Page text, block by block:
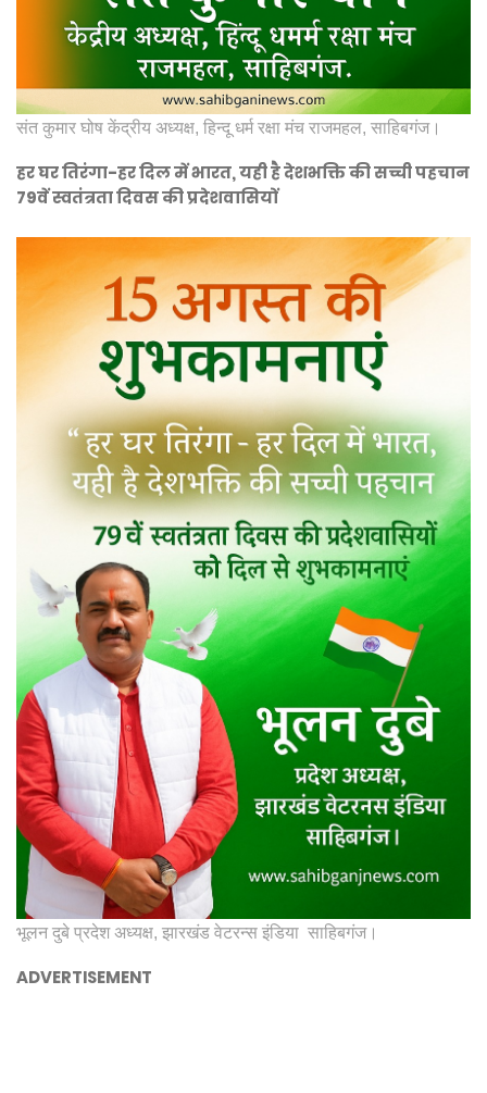
संत कुमार घोष केंद्रीय अध्यक्ष, हिन्दू धर्म रक्षा मंच राजमहल, साहिबगंज।
हर घर तिरंगा-हर दिल में भारत, यही है देशभक्ति की सच्ची पहचान
79वें स्वतंत्रता दिवस की प्रदेशवासियों
भूलन दुबे प्रदेश अध्यक्ष, झारखंड वेटरन्स इंडिया साहिबगंज।
ADVERTISEMENT